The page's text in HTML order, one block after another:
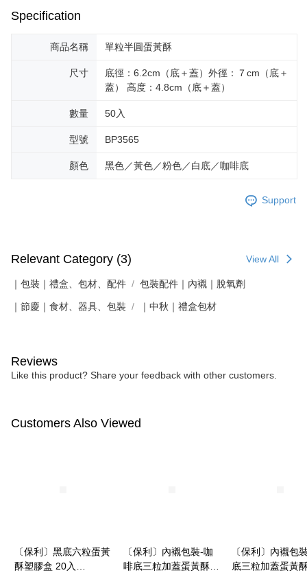
Specification
商品名稱 單粒半圓蛋黃酥
尺寸
底徑：6.2cm（底＋蓋）外徑：７cm（底＋
蓋） 高度：4.8cm（底＋蓋）
數量 50入
型號 BP3565
顏色 黑色／黃色／粉色／白底／咖啡底
Support
Relevant Category (3) View All
｜包裝｜禮盒、包材、配件 包裝配件｜內襯｜脫氧劑
｜節慶｜食材、器具、包裝 ｜中秋｜禮盒包材
Reviews
Like this product? Share your feedback with other customers.
Customers Also Viewed
〔保利〕黑底六粒蛋黃
酥塑膠盒 20入
〔保利〕內襯包裝-咖
啡底三粒加蓋蛋黃酥盒
〔保利〕內襯包
底三粒加蓋蛋黃